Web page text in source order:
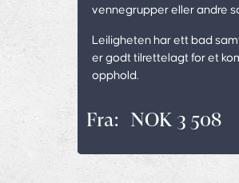
vennegrupper eller andre
Leiligheten har ett bad
er godt tilrettelagt for et
opphold.
Fra: NOK 3 508